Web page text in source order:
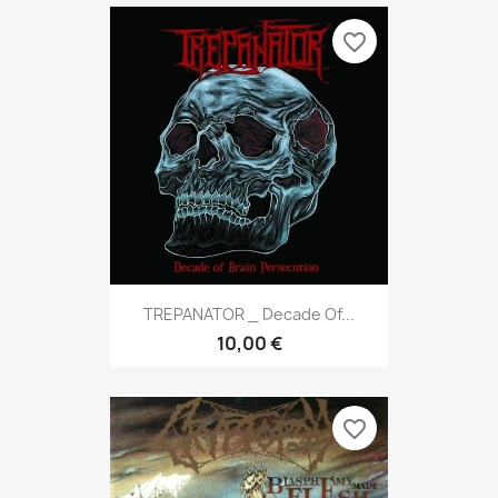
TREPANATOR _ Decade Of...
10,00 €
favorite_border
favorite_border